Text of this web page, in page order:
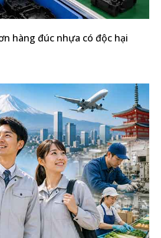
hàng đúc nhựa có độc hại